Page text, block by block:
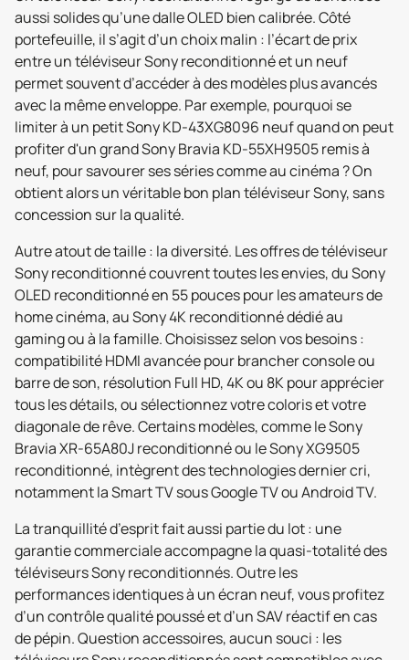
aussi solides qu’une dalle OLED bien calibrée. Côté
portefeuille, il s’agit d’un choix malin : l’écart de prix
entre un téléviseur Sony reconditionné et un neuf
permet souvent d’accéder à des modèles plus avancés
avec la même enveloppe. Par exemple, pourquoi se
limiter à un petit Sony KD-43XG8096 neuf quand on peut
profiter d'un grand Sony Bravia KD-55XH9505 remis à
neuf, pour savourer ses séries comme au cinéma ? On
obtient alors un véritable bon plan téléviseur Sony, sans
concession sur la qualité.
Autre atout de taille : la diversité. Les offres de téléviseur
Sony reconditionné couvrent toutes les envies, du Sony
OLED reconditionné en 55 pouces pour les amateurs de
home cinéma, au Sony 4K reconditionné dédié au
gaming ou à la famille. Choisissez selon vos besoins :
compatibilité HDMI avancée pour brancher console ou
barre de son, résolution Full HD, 4K ou 8K pour apprécier
tous les détails, ou sélectionnez votre coloris et votre
diagonale de rêve. Certains modèles, comme le Sony
Bravia XR-65A80J reconditionné ou le Sony XG9505
reconditionné, intègrent des technologies dernier cri,
notamment la Smart TV sous Google TV ou Android TV.
La tranquillité d’esprit fait aussi partie du lot : une
garantie commerciale accompagne la quasi-totalité des
téléviseurs Sony reconditionnés. Outre les
performances identiques à un écran neuf, vous profitez
d’un contrôle qualité poussé et d’un SAV réactif en cas
de pépin. Question accessoires, aucun souci : les